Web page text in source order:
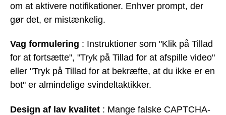
om at aktivere notifikationer. Enhver prompt, der
gør det, er mistænkelig.
Vag formulering : Instruktioner som "Klik på Tillad
for at fortsætte", "Tryk på Tillad for at afspille video"
eller "Tryk på Tillad for at bekræfte, at du ikke er en
bot" er almindelige svindeltaktikker.
Design af lav kvalitet : Mange falske CAPTCHA-